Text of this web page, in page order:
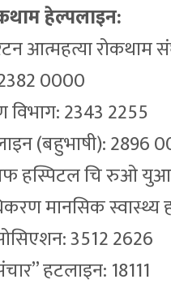
हेल्पलाइन:
आत्महत्या रोकथाम
0000
2343 2255
(बहुभाषी): 2896
हस्पिटल चि रुओ
मानसिक
3512 2626
हटलाइन: 18111